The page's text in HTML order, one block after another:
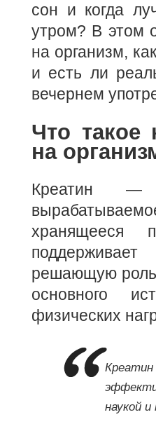
сон и когда
утром? В этом
на организм,
и есть ли
вечернем
Что такое
на
Креатин —
хранящееся
решающую
основного
физических
наукой и